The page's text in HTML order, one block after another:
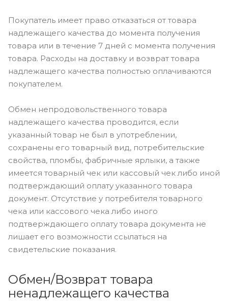
Покупатель имеет право отказаться от товара
надлежащего качества до момента получения
товара или в течение 7 дней с момента получения
товара. Расходы на доставку и возврат товара
надлежащего качества полностью оплачиваются
покупателем.
Обмен непродовольственного товара
надлежащего качества проводится, если
указанный товар не был в употреблении,
сохранены его товарный вид, потребительские
свойства, пломбы, фабричные ярлыки, а также
имеется товарный чек или кассовый чек либо иной
подтверждающий оплату указанного товара
документ. Отсутствие у потребителя товарного
чека или кассового чека либо иного
подтверждающего оплату товара документа не
лишает его возможности ссылаться на
свидетельские показания.
Обмен/Возврат товара
ненадлежащего качества